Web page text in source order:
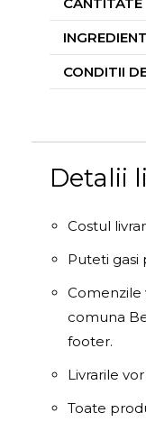
CONDITII
Detalii
Costul
Puteti gasi
Comenzile
comuna
footer.
Livrarile
Toate